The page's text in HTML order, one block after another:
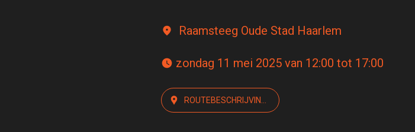
Raamsteeg Oude Stad Haarlem
zondag 11 mei 2025 van 12:00 tot 17:00
ROUTEBESCHRIJVING